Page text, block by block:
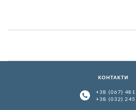
КОНТАКТИ
+38 (067)
+38 (032) 245